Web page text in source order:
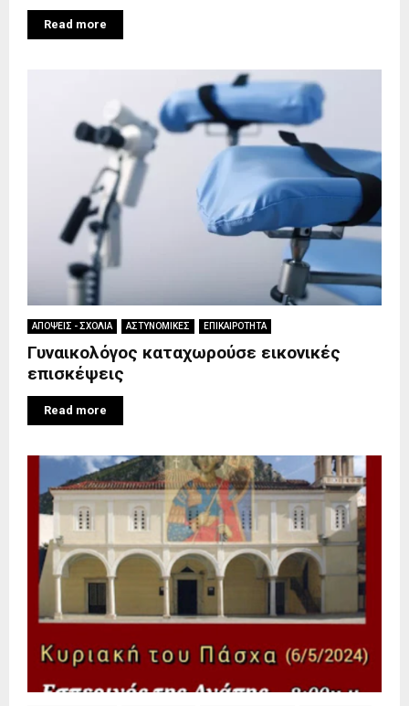
Read more
ΑΠΟΨΕΙΣ - ΣΧΟΛΙΑ ΑΣΤΥΝΟΜΙΚΕΣ ΕΠΙΚΑΙΡΟΤΗΤΑ
Γυναικολόγος καταχωρούσε εικονικές
επισκέψεις
Read more